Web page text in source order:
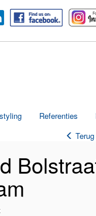
Referenties